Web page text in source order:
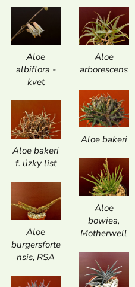
Aloe
albiflora -
kvet
Aloe
arborescens
Aloe bakeri
Aloe bakeri
f. úzky list
Aloe
bowiea,
Motherwell
Aloe
burgersforte
nsis, RSA